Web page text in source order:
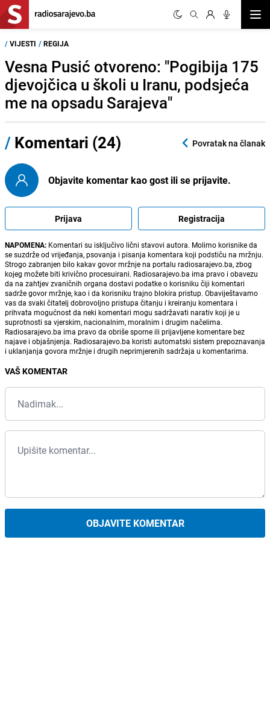
/ VIJESTI / REGIJA
Vesna Pusić otvoreno: "Pogibija 175
djevojčica u školi u Iranu, podsjeća
me na opsadu Sarajeva"
/ Komentari (24) Povratak na članak
Objavite komentar kao gost ili se prijavite.
Prijava Registracija
NAPOMENA: Komentari su isključivo lični stavovi autora. Molimo korisnike da
se suzdrže od vrijeđanja, psovanja i pisanja komentara koji podstiču na mržnju.
Strogo zabranjen bilo kakav govor mržnje na portalu radiosarajevo.ba, zbog
kojeg možete biti krivično procesuirani. Radiosarajevo.ba ima pravo i obavezu
da na zahtjev zvaničnih organa dostavi podatke o korisniku čiji komentari
sadrže govor mržnje, kao i da korisniku trajno blokira pristup. Obaviještavamo
vas da svaki čitatelj dobrovoljno pristupa čitanju i kreiranju komentara i
prihvata mogućnost da neki komentari mogu sadržavati narativ koji je u
suprotnosti sa vjerskim, nacionalnim, moralnim i drugim načelima.
Radiosarajevo.ba ima pravo da obriše sporne ili prijavljene komentare bez
najave i objašnjenja. Radiosarajevo.ba koristi automatski sistem prepoznavanja
i uklanjanja govora mržnje i drugih neprimjerenih sadržaja u komentarima.
VAŠ KOMENTAR
OBJAVITE KOMENTAR